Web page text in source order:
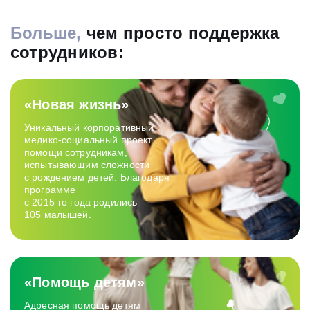
Больше, чем просто поддержка
сотрудников:
«Новая жизнь»
Уникальный корпоративный
медико‑социальный проект
помощи сотрудникам,
испытывающим сложности
с рождением детей. Благодаря
программе
с 2015-го года родились
105 малышей.
«Помощь детям»
Адресная помощь детям